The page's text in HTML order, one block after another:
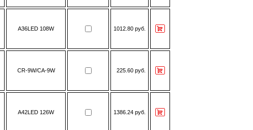
A36LED 108W 1012.80 руб.
CR-9W/CA-9W 225.60 руб.
A42LED 126W 1386.24 руб.